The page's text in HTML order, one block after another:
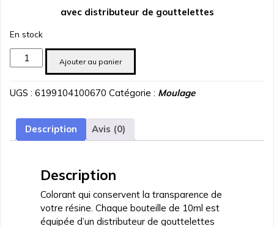
avec distributeur de gouttelettes
En stock
quantité
de
transparent
resine
jaune
Ajouter au panier
UGS : 6199104100670 Catégorie : Moulage
Description Avis (0)
Description
Colorant qui conservent la transparence de
votre résine. Chaque bouteille de 10ml est
équipée d’un distributeur de gouttelettes